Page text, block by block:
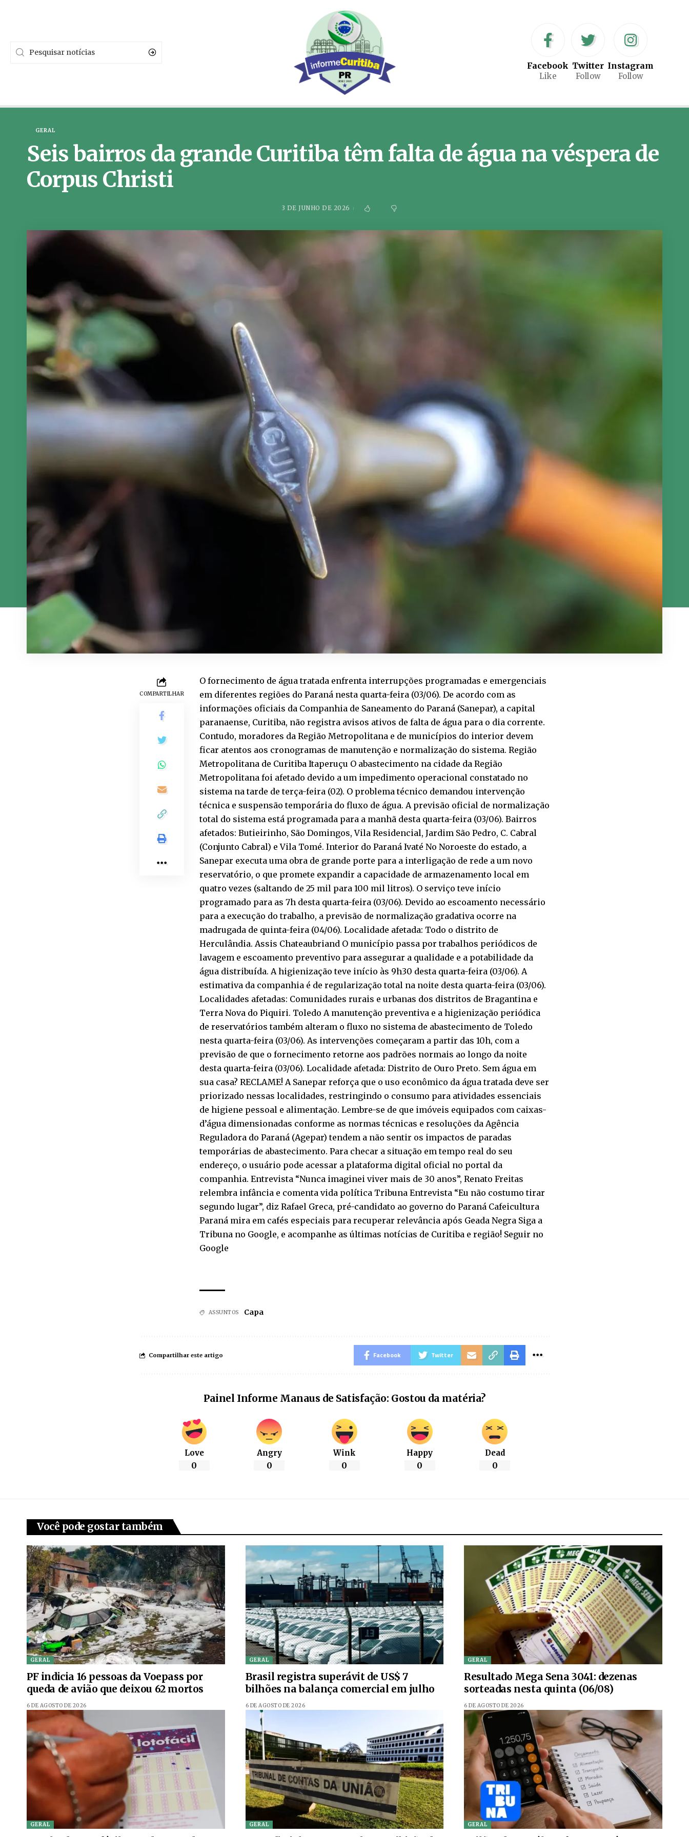
Facebook
Like
Twitter
Follow
Instagram
Follow
GERAL
Seis bairros da grande Curitiba têm falta de água na véspera de
Corpus Christi
3 DE JUNHO DE 2026
COMPARTILHAR
O fornecimento de água tratada enfrenta interrupções programadas e emergenciais
em diferentes regiões do Paraná nesta quarta-feira (03/06). De acordo com as
informações oficiais da Companhia de Saneamento do Paraná (Sanepar), a capital
paranaense, Curitiba, não registra avisos ativos de falta de água para o dia corrente.
Contudo, moradores da Região Metropolitana e de municípios do interior devem
ficar atentos aos cronogramas de manutenção e normalização do sistema. Região
Metropolitana de Curitiba Itaperuçu O abastecimento na cidade da Região
Metropolitana foi afetado devido a um impedimento operacional constatado no
sistema na tarde de terça-feira (02). O problema técnico demandou intervenção
técnica e suspensão temporária do fluxo de água. A previsão oficial de normalização
total do sistema está programada para a manhã desta quarta-feira (03/06). Bairros
afetados: Butieirinho, São Domingos, Vila Residencial, Jardim São Pedro, C. Cabral
(Conjunto Cabral) e Vila Tomé. Interior do Paraná Ivaté No Noroeste do estado, a
Sanepar executa uma obra de grande porte para a interligação de rede a um novo
reservatório, o que promete expandir a capacidade de armazenamento local em
quatro vezes (saltando de 25 mil para 100 mil litros). O serviço teve início
programado para as 7h desta quarta-feira (03/06). Devido ao escoamento necessário
para a execução do trabalho, a previsão de normalização gradativa ocorre na
madrugada de quinta-feira (04/06). Localidade afetada: Todo o distrito de
Herculândia. Assis Chateaubriand O município passa por trabalhos periódicos de
lavagem e escoamento preventivo para assegurar a qualidade e a potabilidade da
água distribuída. A higienização teve início às 9h30 desta quarta-feira (03/06). A
estimativa da companhia é de regularização total na noite desta quarta-feira (03/06).
Localidades afetadas: Comunidades rurais e urbanas dos distritos de Bragantina e
Terra Nova do Piquiri. Toledo A manutenção preventiva e a higienização periódica
de reservatórios também alteram o fluxo no sistema de abastecimento de Toledo
nesta quarta-feira (03/06). As intervenções começaram a partir das 10h, com a
previsão de que o fornecimento retorne aos padrões normais ao longo da noite
desta quarta-feira (03/06). Localidade afetada: Distrito de Ouro Preto. Sem água em
sua casa? RECLAME! A Sanepar reforça que o uso econômico da água tratada deve ser
priorizado nessas localidades, restringindo o consumo para atividades essenciais
de higiene pessoal e alimentação. Lembre-se de que imóveis equipados com caixas-
d’água dimensionadas conforme as normas técnicas e resoluções da Agência
Reguladora do Paraná (Agepar) tendem a não sentir os impactos de paradas
temporárias de abastecimento. Para checar a situação em tempo real do seu
endereço, o usuário pode acessar a plataforma digital oficial no portal da
companhia. Entrevista “Nunca imaginei viver mais de 30 anos”, Renato Freitas
relembra infância e comenta vida política Tribuna Entrevista “Eu não costumo tirar
segundo lugar”, diz Rafael Greca, pré-candidato ao governo do Paraná Cafeicultura
Paraná mira em cafés especiais para recuperar relevância após Geada Negra Siga a
Tribuna no Google, e acompanhe as últimas notícias de Curitiba e região! Seguir no
Google
ASSUNTOS Capa
Compartilhar este artigo Facebook Twitter
Painel Informe Manaus de Satisfação: Gostou da matéria?
Love
0
Angry
0
Wink
0
Happy
0
Dead
0
Você pode gostar também
GERAL
PF indicia 16 pessoas da Voepass por
queda de avião que deixou 62 mortos
6 DE AGOSTO DE 2026
GERAL
Brasil registra superávit de US$ 7
bilhões na balança comercial em julho
6 DE AGOSTO DE 2026
GERAL
Resultado Mega Sena 3041: dezenas
sorteadas nesta quinta (06/08)
6 DE AGOSTO DE 2026
GERAL GERAL GERAL